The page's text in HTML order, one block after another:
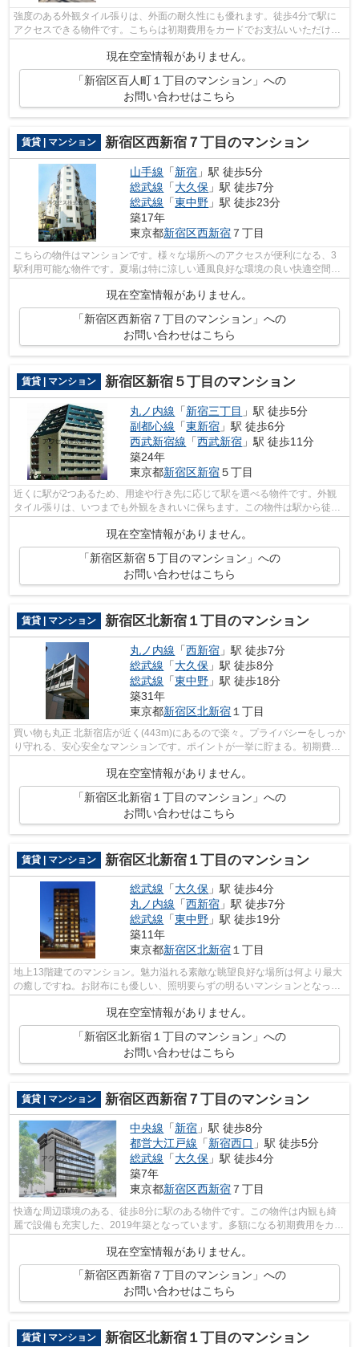
強度のある外観タイル張りは、外面の耐久性にも優れます。徒歩4分で駅に
アクセスできる物件です。こちらは初期費用をカードでお支払いいただける
物件です。3駅利用可能な物件で目的地...
現在空室情報がありません。
「新宿区百人町１丁目のマンション」への
お問い合わせはこちら
賃貸 | マンション 新宿区西新宿７丁目のマンション
山手線 「新宿 」駅 徒歩5分
総武線 「大久保 」駅 徒歩7分
総武線 「東中野 」駅 徒歩23分
築17年
東京都新宿区西新宿 ７丁目
こちらの物件はマンションです。様々な場所へのアクセスが便利になる、3
駅利用可能な物件です。夏場は特に涼しい通風良好な環境の良い快適空間を
どうぞ。こちらの物件にはエレベーター...
現在空室情報がありません。
「新宿区西新宿７丁目のマンション」への
お問い合わせはこちら
賃貸 | マンション 新宿区新宿５丁目のマンション
丸ノ内線 「新宿三丁目 」駅 徒歩5分
副都心線 「東新宿 」駅 徒歩6分
西武新宿線 「西武新宿 」駅 徒歩11分
築24年
東京都新宿区新宿５丁目
近くに駅が2つあるため、用途や行き先に応じて駅を選べる物件です。外観
タイル張りは、いつまでも外観をきれいに保ちます。この物件は駅から徒歩
現在空室情報がありません。
「新宿区新宿５丁目のマンション」への
お問い合わせはこちら
賃貸 | マンション 新宿区北新宿１丁目のマンション
丸ノ内線 「西新宿 」駅 徒歩7分
総武線 「大久保 」駅 徒歩8分
総武線 「東中野 」駅 徒歩18分
築31年
東京都新宿区北新宿 １丁目
買い物も丸正 北新宿店が近く(443m)にあるので楽々。プライバシーをしっか
り守れる、安心安全なマンションです。ポイントが一挙に貯まる。初期費用
現在空室情報がありません。
「新宿区北新宿１丁目のマンション」への
お問い合わせはこちら
賃貸 | マンション 新宿区北新宿１丁目のマンション
総武線 「大久保 」駅 徒歩4分
丸ノ内線 「西新宿 」駅 徒歩7分
総武線 「東中野 」駅 徒歩19分
築11年
東京都新宿区北新宿１丁目
地上13階建てのマンション。魅力溢れる素敵な眺望良好な場所は何より最大
の癒しですね。お財布にも優しい、照明要らずの明るいマンションとなって
います。近隣住民にとっても快適にな...
現在空室情報がありません。
「新宿区北新宿１丁目のマンション」への
お問い合わせはこちら
賃貸 | マンション 新宿区西新宿７丁目のマンション
中央線 「新宿 」駅 徒歩8分
都営大江戸線 「新宿西口 」駅 徒歩5分
総武線 「大久保 」駅 徒歩4分
築7年
東京都新宿区西新宿 ７丁目
快適な周辺環境のある、徒歩8分に駅のある物件です。この物件は内観も綺
麗で設備も充実した、2019年築となっています。多額になる初期費用をカー
ド決済すると、ポイントがおすすめに貯...
現在空室情報がありません。
「新宿区西新宿７丁目のマンション」への
お問い合わせはこちら
賃貸 | マンション 新宿区北新宿１丁目のマンション